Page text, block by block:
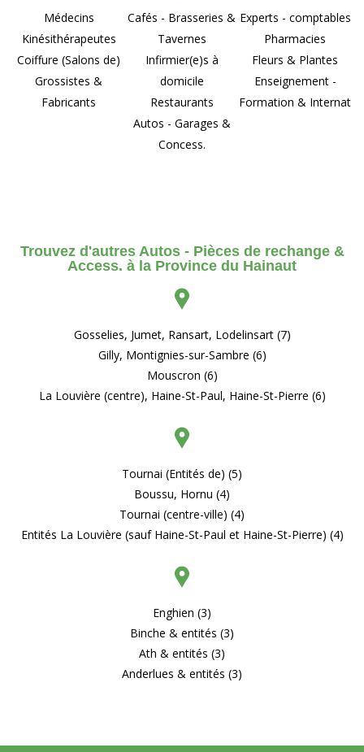
Médecins
Kinésithérapeutes
Coiffure (Salons de)
Grossistes &
Fabricants
Cafés - Brasseries &
Tavernes
Infirmier(e)s à
domicile
Restaurants
Autos - Garages &
Concess.
Experts - comptables
Pharmacies
Fleurs & Plantes
Enseignement -
Formation & Internat
Trouvez d'autres Autos - Pièces de rechange &
Access. à la Province du Hainaut
Gosselies, Jumet, Ransart, Lodelinsart (7)
Gilly, Montignies-sur-Sambre (6)
Mouscron (6)
La Louvière (centre), Haine-St-Paul, Haine-St-Pierre (6)
Tournai (Entités de) (5)
Boussu, Hornu (4)
Tournai (centre-ville) (4)
Entités La Louvière (sauf Haine-St-Paul et Haine-St-Pierre) (4)
Enghien (3)
Binche & entités (3)
Ath & entités (3)
Anderlues & entités (3)